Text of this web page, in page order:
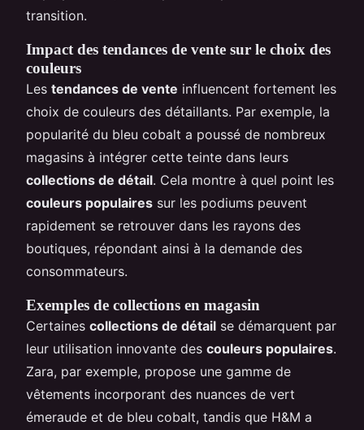
transition.
Impact des tendances de vente sur le choix des
couleurs
Les tendances de vente influencent fortement les
choix de couleurs des détaillants. Par exemple, la
popularité du bleu cobalt a poussé de nombreux
magasins à intégrer cette teinte dans leurs
collections de détail. Cela montre à quel point les
couleurs populaires sur les podiums peuvent
rapidement se retrouver dans les rayons des
boutiques, répondant ainsi à la demande des
consommateurs.
Exemples de collections en magasin
Certaines collections de détail se démarquent par
leur utilisation innovante des couleurs populaires.
Zara, par exemple, propose une gamme de
vêtements incorporant des nuances de vert
émeraude et de bleu cobalt, tandis que H&M a